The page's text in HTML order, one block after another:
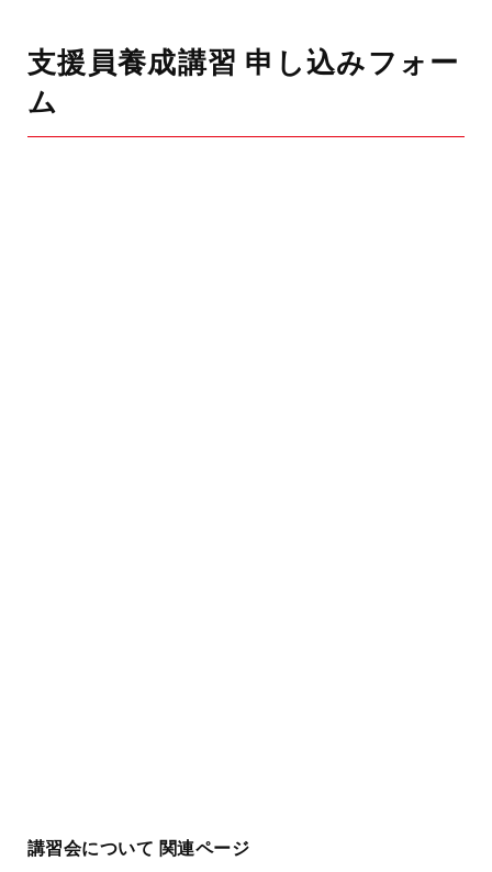
支援員養成講習 申し込みフォー
ム
講習会について 関連ページ